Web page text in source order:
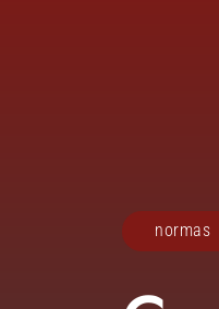
normas